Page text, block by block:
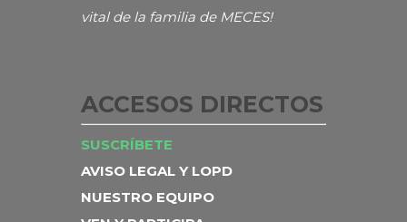
vital de la familia de MECES!
ACCESOS DIRECTOS
SUSCRÍBETE
AVISO LEGAL Y LOPD
NUESTRO EQUIPO